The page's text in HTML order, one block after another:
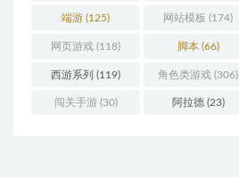
端游 (125) 网站模板 (174)
网页游戏 (118) 脚本(66)
西游系列 (119) 角色类游戏 (306)
闯关手游(30) 阿拉德(23)